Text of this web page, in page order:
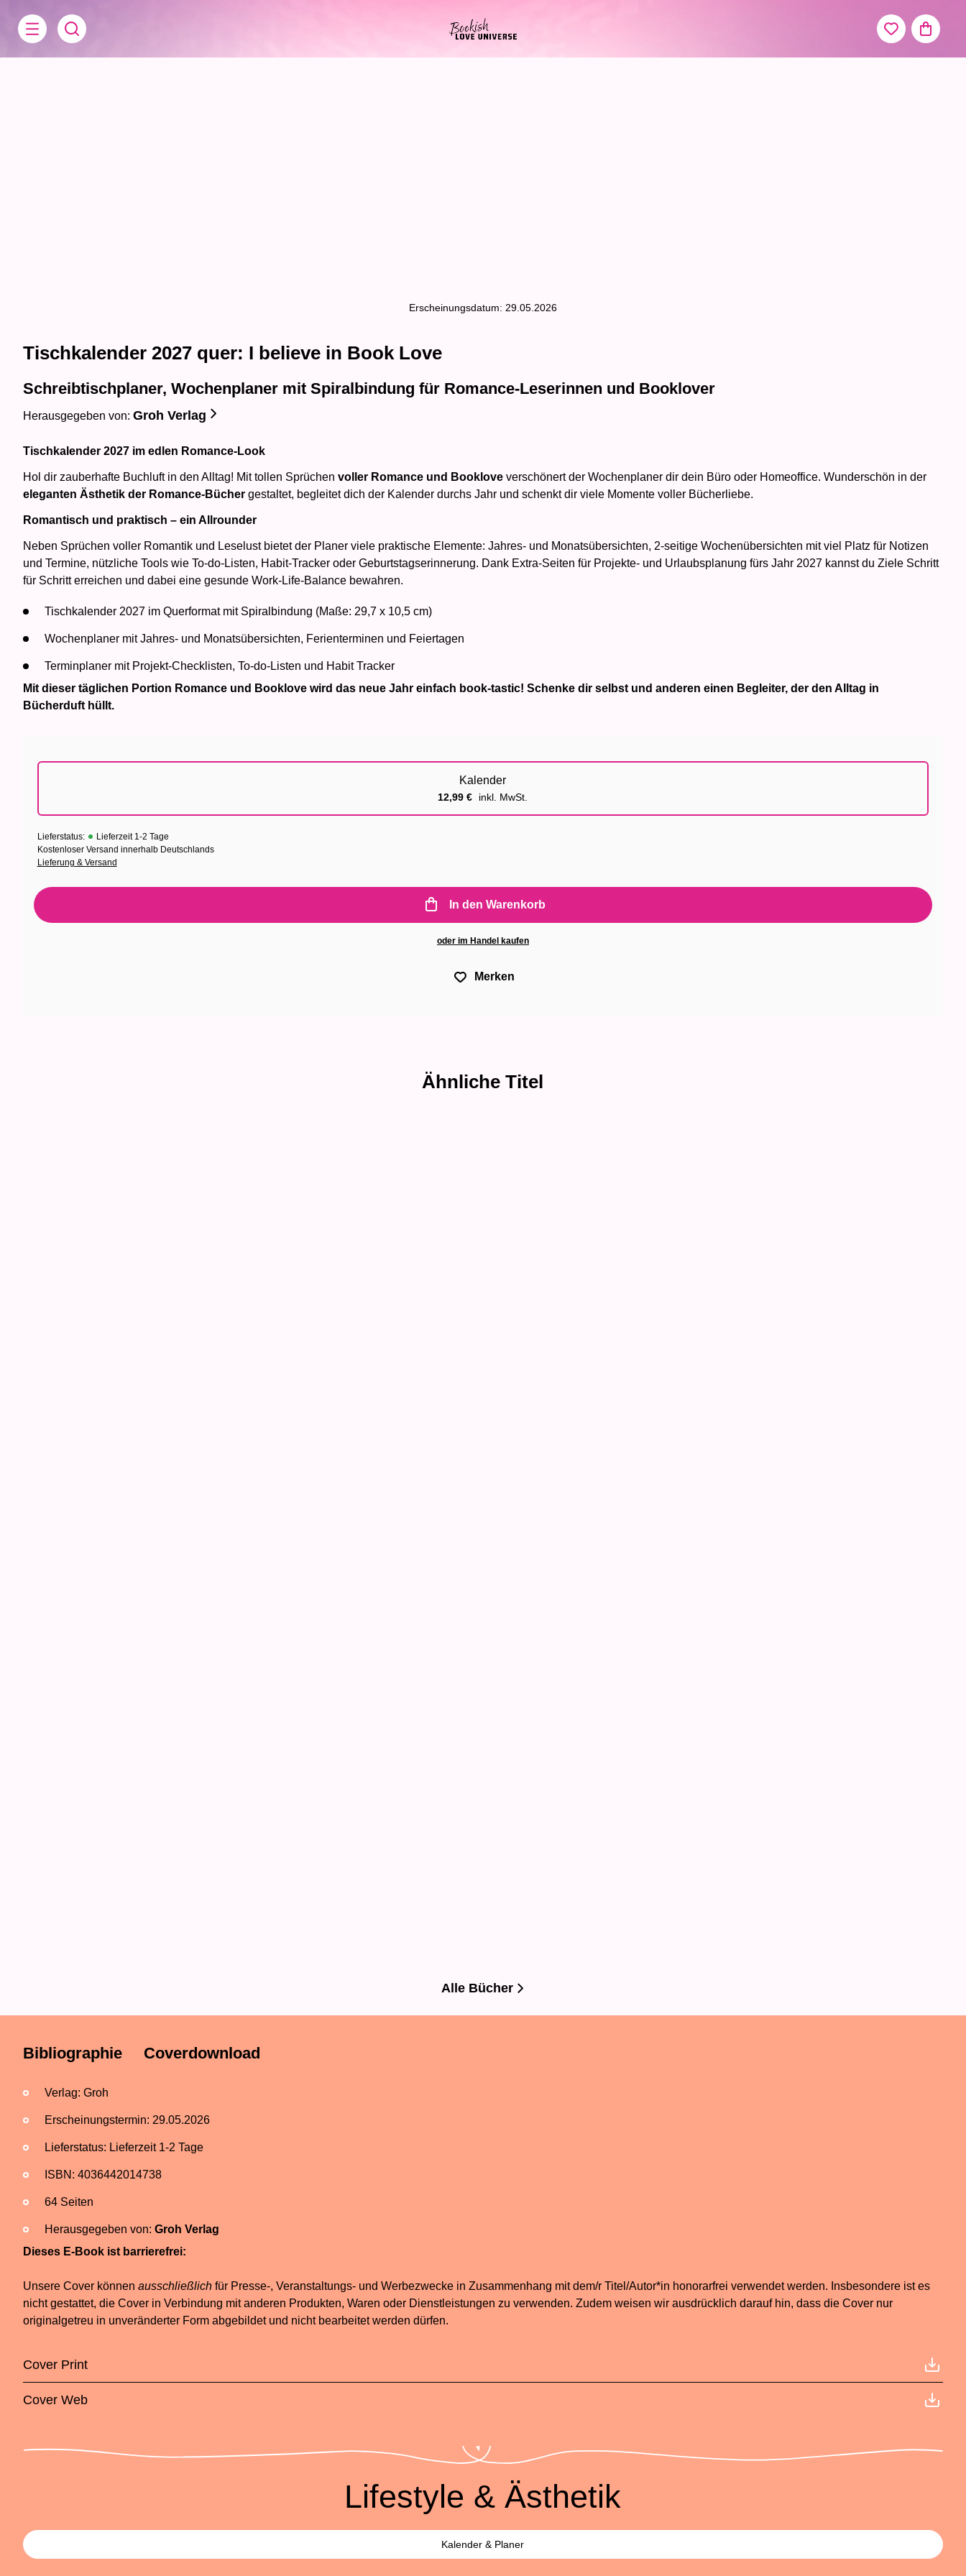
Erscheinungsdatum: 29.05.2026
Tischkalender 2027 quer: I believe in Book Love
Schreibtischplaner, Wochenplaner mit Spiralbindung für Romance-Leserinnen und Booklover
Herausgegeben von: Groh Verlag
Tischkalender 2027 im edlen Romance-Look
Hol dir zauberhafte Buchluft in den Alltag! Mit tollen Sprüchen voller Romance und Bookloveverschönert der Wochenplaner dir dein Büro oder Homeoffice. Wunderschön in der
eleganten Ästhetik der Romance-Büchergestaltet, begleitet dich der Kalender durchs Jahr und schenkt dir viele Momente voller Bücherliebe.
Romantisch und praktisch – ein Allrounder
Neben Sprüchen voller Romantik und Leselust bietet der Planer viele praktische Elemente: Jahres- und Monatsübersichten, 2-seitige Wochenübersichten mit viel Platz für Notizen
und Termine, nützliche Tools wie To-do-Listen, Habit-Tracker oder Geburtstagserinnerung. Dank Extra-Seiten für Projekte- und Urlaubsplanung fürs Jahr 2027 kannst du Ziele Schritt
für Schritt erreichen und dabei eine gesunde Work-Life-Balance bewahren.
Tischkalender 2027 im Querformat mit Spiralbindung (Maße: 29,7 x 10,5 cm)
Wochenplaner mit Jahres- und Monatsübersichten, Ferienterminen und Feiertagen
Terminplaner mit Projekt-Checklisten, To-do-Listen und Habit Tracker
Mit dieser täglichen Portion Romance und Booklove wird das neue Jahr einfach book-tastic! Schenke dir selbst und anderen einen Begleiter, der den Alltag in
Bücherduft hüllt.
Kalender
12,99€ inkl. MwSt.
Lieferstatus:
Lieferzeit 1-2 Tage
Kostenloser Versand innerhalb Deutschlands
Lieferung & Versand
In den Warenkorb
oder im Handel kaufen
Merken
Ähnliche Titel
Alle Bücher
Bibliographie Coverdownload
Verlag: Groh
Erscheinungstermin: 29.05.2026
Lieferstatus: Lieferzeit 1-2 Tage
ISBN: 4036442014738
64 Seiten
Herausgegeben von: Groh Verlag
Dieses E-Book ist barrierefrei:
Unsere Cover können ausschließlichfür Presse-, Veranstaltungs- und Werbezwecke in Zusammenhang mit dem/r Titel/Autor*in honorarfrei verwendet werden. Insbesondere ist es
nicht gestattet, die Cover in Verbindung mit anderen Produkten, Waren oder Dienstleistungen zu verwenden. Zudem weisen wir ausdrücklich darauf hin, dass die Cover nur
originalgetreu in unveränderter Form abgebildet und nicht bearbeitet werden dürfen.
Cover Print
Cover Web
Lifestyle & Ästhetik
Kalender & Planer